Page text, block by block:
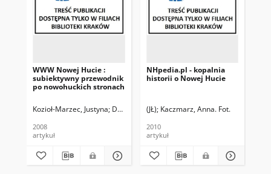
WWW Nowej Hucie :
subiektywny przewodnik
po nowohuckich stronach
Kozioł-Marzec, Justyna Dudek, Filip. Rys.
2008
artykuł
NHpedia.pl - kopalnia
historii o Nowej Hucie
(JŁ) Kaczmarz, Anna. Fot.
2010
artykuł